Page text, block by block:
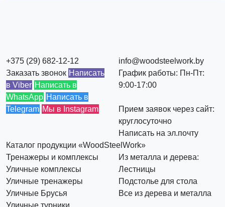
+375 (29) 682-12-12
Заказать звонок Написать
в Viber Написать в
WhatsApp Написать в
Telegram Мы в Instagram
info@woodsteelwork.by
График работы: Пн-Пт:
9:00-17:00
Прием заявок через сайт:
круглосуточно
Написать на эл.почту
Каталог продукции «WoodSteelWork»
Тренажеры и комплексы
Уличные комплексы
Уличные тренажеры
Уличные Брусья
Уличные турники
Из металла и дерева:
Лестницы
Подстолье для стола
Все из дерева и металла